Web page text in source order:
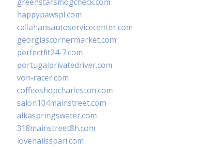
happypawspl.com
callahansautoservicecenter.com
georgiascornermarket.com
perfectfit24-7.com
portugalprivatedriver.com
von-racer.com
coffeeshopcharleston.com
salon104mainstreet.com
alkaspringswater.com
318mainstreet8h.com
lovenailsspari.com